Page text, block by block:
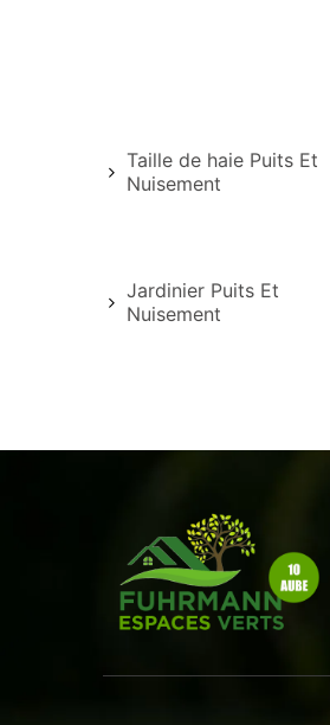
Taille de haie Puits Et
Nuisement
Jardinier Puits Et
Nuisement